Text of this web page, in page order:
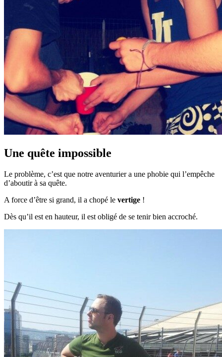
Une quête impossible
Le problème, c’est que notre aventurier a une phobie qui l’empêche
d’aboutir à sa quête.
A force d’être si grand, il a chopé le vertige !
Dès qu’il est en hauteur, il est obligé de se tenir bien accroché.